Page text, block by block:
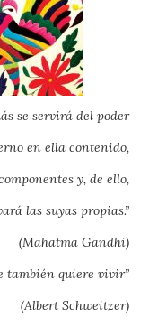
se servirá del poder
en ella contenido,
y, de ello,
las suyas propias.”
(Mahatma Gandhi)
también quiere vivir”
(Albert Schweitzer)